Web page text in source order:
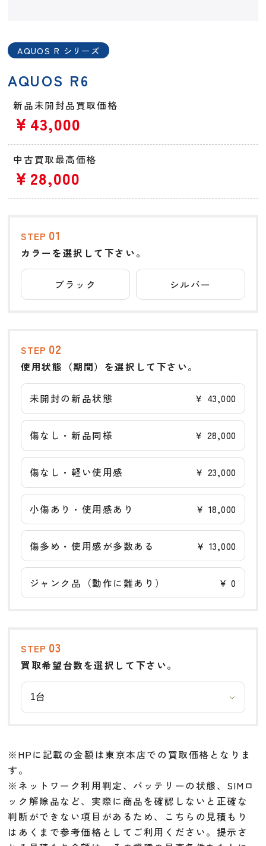
AQUOS R シリーズ
AQUOS R6
新品未開封品買取価格
￥43,000
中古買取最高価格
￥28,000
STEP 01
カラーを選択して下さい。
ブラック シルバー
STEP 02
使用状態（期間）を選択して下さい。
未開封の新品状態 ￥ 43,000
傷なし・新品同様 ￥ 28,000
傷なし・軽い使用感 ￥ 23,000
小傷あり・使用感あり ￥ 18,000
傷多め・使用感が多数ある ￥ 13,000
ジャンク品（動作に難あり） ￥0
STEP 03
買取希望台数を選択して下さい。
※HPに記載の金額は東京本店での買取価格となりま
す。
※ネットワーク利用判定、バッテリーの状態、SIMロ
ック解除品など、実際に商品を確認しないと正確な
判断ができない項目があるため、こちらの見積もり
はあくまで参考価格としてご利用ください。提示さ